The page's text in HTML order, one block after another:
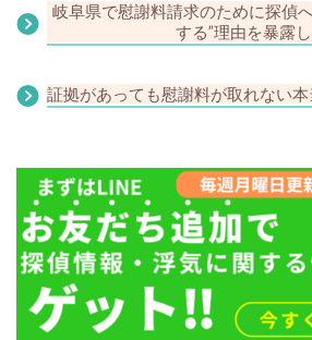
岐阜県で慰謝料請求のために探偵
する”理由を暴露
証拠があっても慰謝料が取れない